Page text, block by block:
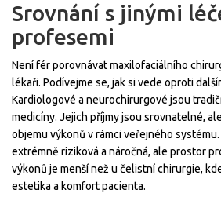
Srovnání s jinými
profesemi
Není fér porovnávat maxilofaciálního
lékaři. Podívejme se, jak si vede oproti
Kardiologové a neurochirurgové jsou
medicíny. Jejich příjmy jsou srovnatelné,
objemu výkonů v rámci veřejného
extrémně riziková a náročná, ale prostor
výkonů je menší než u čelistní chirurgie,
estetika a komfort pacienta.